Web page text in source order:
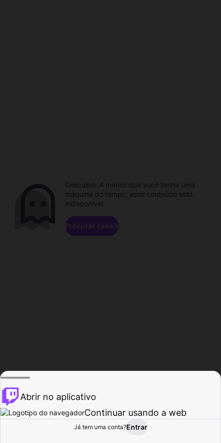
Procurar Atividade
Desculpe. A menos que você tenha uma
máquina do tempo, esse conteúdo está
indisponível.
Procurar canais
Abrir no aplicativo
Continuar usando a web
Já tem uma conta?Entrar